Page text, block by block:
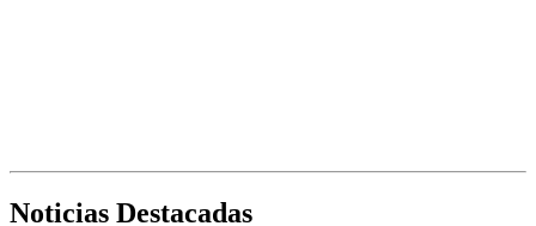
Noticias Destacadas